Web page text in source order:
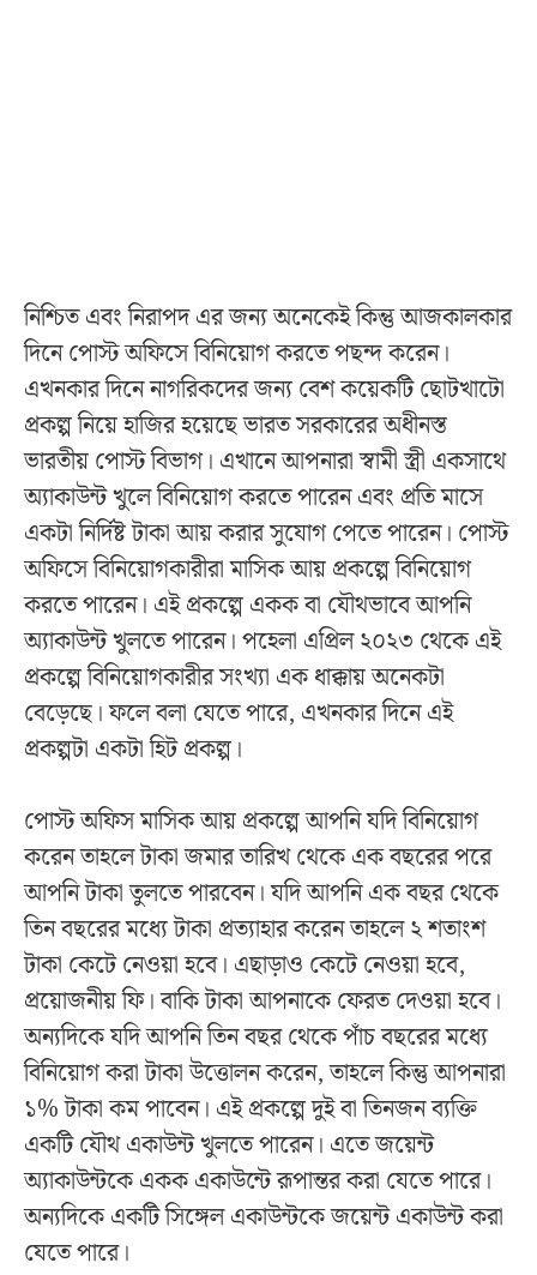
নিশ্চিত এবং নিরাপদ এর জন্য অনেকেই কিন্তু আজকালকার
দিনে পোস্ট অফিসে বিনিয়োগ করতে পছন্দ করেন।
এখনকার দিনে নাগরিকদের জন্য বেশ কয়েকটি ছোটখাটো
প্রকল্প নিয়ে হাজির হয়েছে ভারত সরকারের অধীনস্ত
ভারতীয় পোস্ট বিভাগ। এখানে আপনারা স্বামী স্ত্রী একসাথে
অ্যাকাউন্ট খুলে বিনিয়োগ করতে পারেন এবং প্রতি মাসে
একটা নির্দিষ্ট টাকা আয় করার সুযোগ পেতে পারেন। পোস্ট
অফিসে বিনিয়োগকারীরা মাসিক আয় প্রকল্পে বিনিয়োগ
করতে পারেন। এই প্রকল্পে একক বা যৌথভাবে আপনি
অ্যাকাউন্ট খুলতে পারেন। পহেলা এপ্রিল ২০২৩ থেকে এই
প্রকল্পে বিনিয়োগকারীর সংখ্যা এক ধাক্কায় অনেকটা
বেড়েছে। ফলে বলা যেতে পারে, এখনকার দিনে এই
প্রকল্পটা একটা হিট প্রকল্প।
পোস্ট অফিস মাসিক আয় প্রকল্পে আপনি যদি বিনিয়োগ
করেন তাহলে টাকা জমার তারিখ থেকে এক বছরের পরে
আপনি টাকা তুলতে পারবেন। যদি আপনি এক বছর থেকে
তিন বছরের মধ্যে টাকা প্রত্যাহার করেন তাহলে ২ শতাংশ
টাকা কেটে নেওয়া হবে। এছাড়াও কেটে নেওয়া হবে,
প্রয়োজনীয় ফি। বাকি টাকা আপনাকে ফেরত দেওয়া হবে।
অন্যদিকে যদি আপনি তিন বছর থেকে পাঁচ বছরের মধ্যে
বিনিয়োগ করা টাকা উত্তোলন করেন, তাহলে কিন্তু আপনারা
১% টাকা কম পাবেন। এই প্রকল্পে দুই বা তিনজন ব্যক্তি
একটি যৌথ একাউন্ট খুলতে পারেন। এতে জয়েন্ট
অ্যাকাউন্টকে একক একাউন্টে রূপান্তর করা যেতে পারে।
অন্যদিকে একটি সিঙ্গেল একাউন্টকে জয়েন্ট একাউন্ট করা
যেতে পারে।